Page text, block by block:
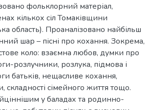
фольклорний матеріал,
кількох сіл Томаківщини
область). Проаналізовано найбільш
шар – пісні про кохання. Зокрема,
коло: взаємна любов, думки про
розлучники, розлука, підмова і
батьків, нещасливе кохання,
складності сімейного життя тощо.
у баладах та родинно-